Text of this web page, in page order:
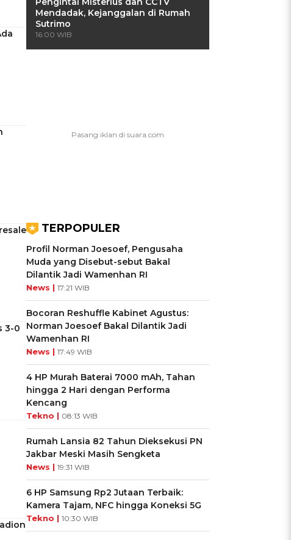
3-0
Mendadak, Kejanggalan di Rumah
Sutrimo
16:00 WIB
TERPOPULER
Profil Norman Joesoef, Pengusaha
Muda yang Disebut-sebut Bakal
Dilantik Jadi Wamenhan RI
News | 17:21 WIB
Bocoran Reshuffle Kabinet Agustus:
Norman Joesoef Bakal Dilantik Jadi
Wamenhan RI
News | 17:49 WIB
4 HP Murah Baterai 7000 mAh, Tahan
hingga 2 Hari dengan Performa
Kencang
Tekno | 08:13 WIB
Rumah Lansia 82 Tahun Dieksekusi PN
Jakbar Meski Masih Sengketa
News | 19:31 WIB
6 HP Samsung Rp2 Jutaan Terbaik:
Kamera Tajam, NFC hingga Koneksi 5G
Tekno | 10:30 WIB